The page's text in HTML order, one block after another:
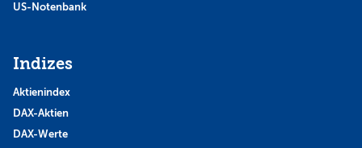
US-Notenbank
Indizes
Aktienindex
DAX-Aktien
DAX-Werte